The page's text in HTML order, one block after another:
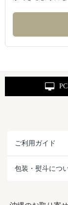
PC
ご利用ガイド
包装・熨斗につ